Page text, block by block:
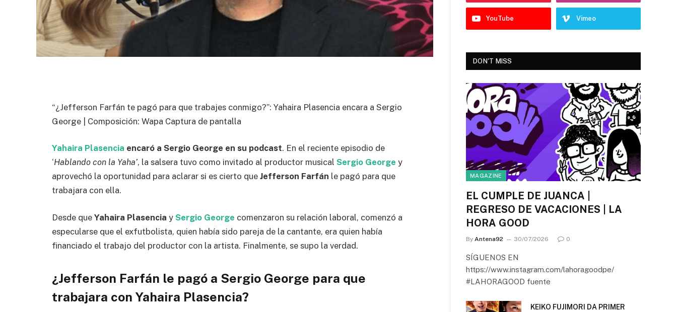
“¿Jefferson Farfán te pagó para que trabajes conmigo?”: Yahaira Plasencia encara a Sergio
George | Composición: Wapa Captura de pantalla
Yahaira Plasencia encaró a Sergio George en su podcast. En el reciente episodio de
‘Hablando con la Yaha’, la salsera tuvo como invitado al productor musical Sergio George y
aprovechó la oportunidad para aclarar si es cierto que Jefferson Farfán le pagó para que
trabajara con ella.
Desde que Yahaira Plasencia y Sergio George comenzaron su relación laboral, comenzó a
especularse que el exfutbolista, quien había sido pareja de la cantante, era quien había
financiado el trabajo del productor con la artista. Finalmente, se supo la verdad.
¿Jefferson Farfán le pagó a Sergio George para que
trabajara con Yahaira Plasencia?
YouTube Vimeo
DON'T MISS
MAGAZINE
EL CUMPLE DE JUANCA |
REGRESO DE VACACIONES | LA
HORA GOOD
By Antena92 30/07/2026 0
SÍGUENOS EN
https://www.instagram.com/lahoragoodpe/
#LAHORAGOOD fuente
KEIKO FUJIMORI DA PRIMER